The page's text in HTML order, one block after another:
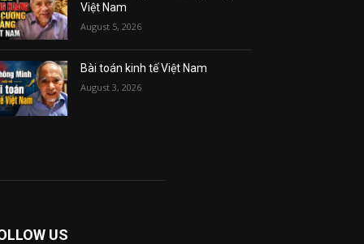
Việt Nam
August 5, 2026
Bài toán kinh tế Việt Nam
August 3, 2026
US